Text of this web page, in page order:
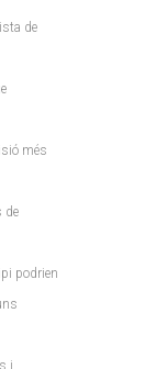
de
més
de
podrien